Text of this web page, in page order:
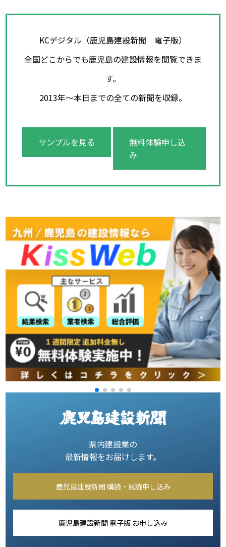
KCデジタル（鹿児島建設新聞 電子版）
全国どこからでも鹿児島の建設情報を閲覧できま
す。
2013年～本日までの全ての新聞を収録。
サンプルを見る
無料体験申し込
み
県内建設業の
最新情報をお届けします。
鹿児島建設新聞 購読・試読申し込み
鹿児島建設新聞 電子版 お申し込み